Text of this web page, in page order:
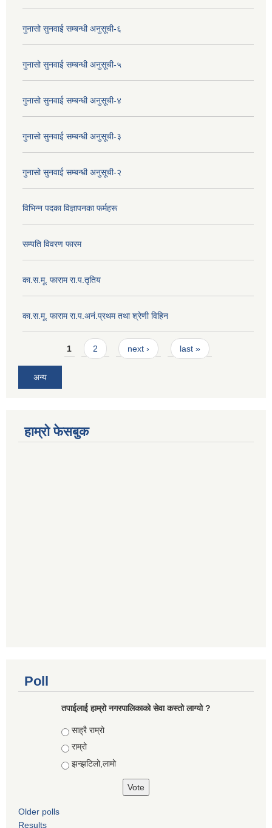
गुनासो सुनवाई सम्बन्धी अनुसूची-६
गुनासो सुनवाई सम्बन्धी अनुसूची-५
गुनासो सुनवाई सम्बन्धी अनुसूची-४
गुनासो सुनवाई सम्बन्धी अनुसूची-३
गुनासो सुनवाई सम्बन्धी अनुसूची-२
विभिन्न पदका विज्ञापनका फर्महरू
सम्पति विवरण फारम
का.स.मू. फाराम रा.प.तृतिय
का.स.मू. फाराम रा.प.अनं.प्रथम तथा श्रेणी विहिन
Pages1 2 next › last »
अन्य
हाम्रो फेसबुक
Poll
तपाईलाई हाम्रो नगरपालिकाको सेवा कस्तो लाग्यो ?
Choices
साह्रै राम्रो
राम्रो
झन्झटिलो,लामो
Older polls
Results